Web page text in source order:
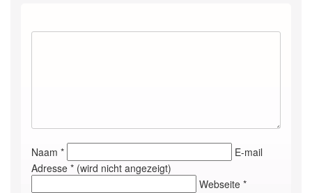
Naam *
E-mail
Adresse * (wird nicht angezeigt)
Webseite *